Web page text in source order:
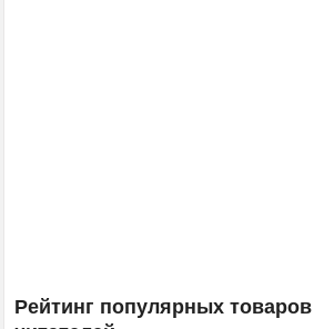
Рейтинг популярных